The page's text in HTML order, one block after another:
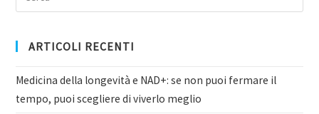
ARTICOLI RECENTI
Medicina della longevità e NAD+: se non puoi fermare il
tempo, puoi scegliere di viverlo meglio